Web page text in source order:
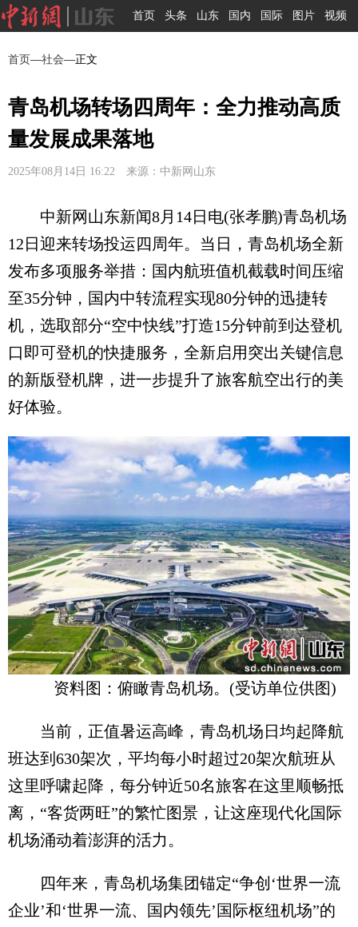
首页 头条 山东 国内 国际 图片 视频
首页—社会—正文
青岛机场转场四周年：全力推动高质
量发展成果落地
2025年08月14日 16:22 来源：中新网山东
中新网山东新闻8月14日电(张孝鹏)青岛机场
12日迎来转场投运四周年。当日，青岛机场全新
发布多项服务举措：国内航班值机截载时间压缩
至35分钟，国内中转流程实现80分钟的迅捷转
机，选取部分“空中快线”打造15分钟前到达登机
口即可登机的快捷服务，全新启用突出关键信息
的新版登机牌，进一步提升了旅客航空出行的美
好体验。
资料图：俯瞰青岛机场。(受访单位供图)
当前，正值暑运高峰，青岛机场日均起降航
班达到630架次，平均每小时超过20架次航班从
这里呼啸起降，每分钟近50名旅客在这里顺畅抵
离，“客货两旺”的繁忙图景，让这座现代化国际
机场涌动着澎湃的活力。
四年来，青岛机场集团锚定“争创‘世界一流
企业’和‘世界一流、国内领先’国际枢纽机场”的